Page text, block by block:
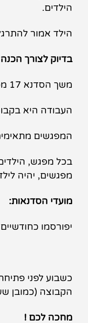
הילדים.
הילד אמור
בדיוק לצורך
משך הסדנא 17 מפגשים. כאשר כל שיעור נמשך 50 דקות.
העבודה היא
המפגשים
מפגשים, יהיה לילדים מאגר של לפחות 17 מילים חדשות וכמובן
מועדי הסדנאות:
יפורסמו
כשבוע לפני
הקבוצה (כמובן
מחכה לכם !